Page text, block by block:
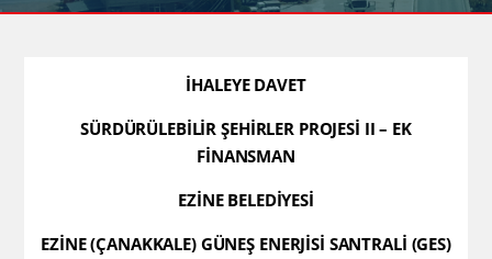
İHALEYE DAVET
SÜRDÜRÜLEBİLİR ŞEHİRLER PROJESİ II – EK
FİNANSMAN
EZİNE BELEDİYESİ
EZİNE (ÇANAKKALE) GÜNEŞ ENERJİSİ SANTRALİ (GES)